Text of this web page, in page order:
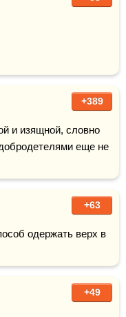
+389
и изящной, словно
еще не
+63
+49